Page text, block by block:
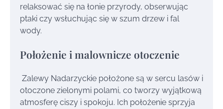
relaksować się na łonie przyrody, obserwując
ptaki czy wsłuchując się w szum drzew i fal
wody.
Położenie i malownicze otoczenie
Zalewy Nadarzyckie położone są w sercu lasów i
otoczone zielonymi polami, co tworzy wyjątkową
atmosferę ciszy i spokoju. Ich położenie sprzyja